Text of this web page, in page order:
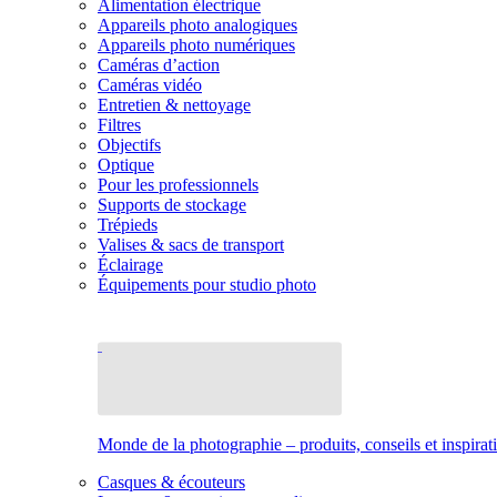
Alimentation électrique
Appareils photo analogiques
Appareils photo numériques
Caméras d’action
Caméras vidéo
Entretien & nettoyage
Filtres
Objectifs
Optique
Pour les professionnels
Supports de stockage
Trépieds
Valises & sacs de transport
Éclairage
Équipements pour studio photo
Monde de la photographie – produits, conseils et
Casques & écouteurs